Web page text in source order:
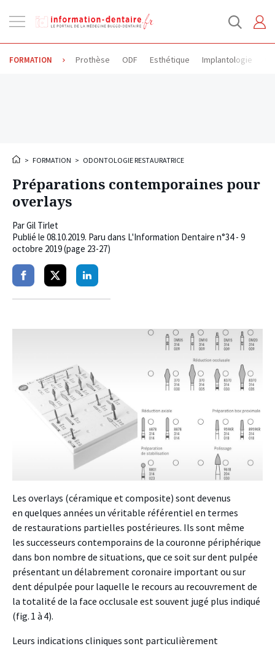
la
FORMATION Prothèse ODF Esthétique Implantologie
> FORMATION > ODONTOLOGIE RESTAURATRICE
Préparations contemporaines pour
overlays
ParGil Tirlet
Publié le 08.10.2019. Paru dans L'Information Dentaire n°34 - 9
octobre 2019 (page 23-27)
PartagerPartagerPartager
Les overlays (céramique et composite) sont devenus
en quelques années un véritable référentiel en termes
de restaurations partielles postérieures. Ils sont même
les successeurs contemporains de la couronne périphérique
dans bon nombre de situations, que ce soit sur dent pulpée
présentant un délabrement coronaire important ou sur
dent dépulpée pour laquelle le recours au recouvrement de
la totalité de la face occlusale est souvent jugé plus indiqué
(fig. 1 à 4).
Leurs indications cliniques sont particulièrement